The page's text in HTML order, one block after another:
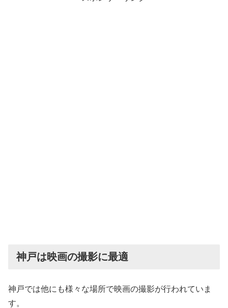
神戸は映画の撮影に最適
神戸では他にも様々な場所で映画の撮影が行われていま
す。